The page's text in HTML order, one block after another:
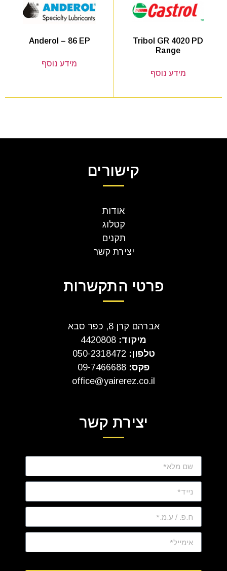
Tribol GR 4020 PD
Range
מידע נוסף
Anderol – 86 EP
מידע נוסף
קישורים
אודות
קטלוג
תקנים
יצירת קשר
פרטי התקשרות
אברהם קרן 8, כפר סבא
מיקוד:
טלפון:
פקס: 09-7466688
office@yairerez.co.il
יצירת קשר